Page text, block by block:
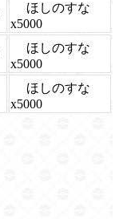
ほしのすな
x5000
ほしのすな
x5000
ほしのすな
x5000